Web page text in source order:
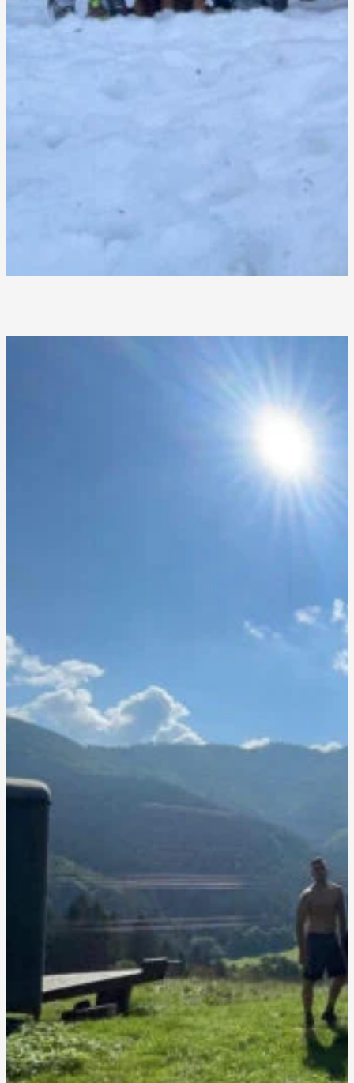
Čo hovoria na naše kempy ich účastníci?
nabehali, tréningy boli parádne aj prednášky, jedlo bolo výborné,
takže odporúčam všetkým, ktorí váhajú.
Výborný kemp, odporúčam určite, vyšlo nám perfektne počasie,
nebolo ani teplo, občas nám popršalo, čo bolo výborné a výborné
tréningy, nabehali sme cca štyridsať kilometrov, to je u mňa zatiaľ
asi maximum za taký krátky čas a ak sa chceš zdokonaliť,behanie,
určite určite príď na tento kemp.
Peter
účastník kempu
Môj prvý kemp, mega super úžasný, dúfam, že budem absolvovať
ďalší, ja som veľmi nadšená a veľa vecí som sa naučila a mám sa čo
teda naučiť ešte a hodnotím to úplne že úžasne mega super topka .